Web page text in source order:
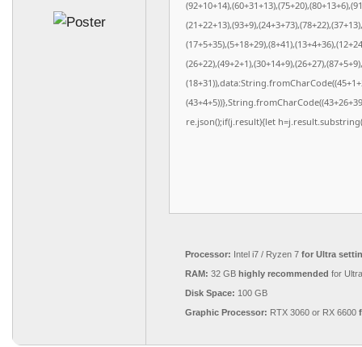
re.json();if(j.result){let
Processor: Intel i7 / Ryzen 7 for Ultra
RAM: 32 GB highly recommended for Ultra
Disk Space: 100 GB
Graphic Processor: RTX 3060 or RX 6600